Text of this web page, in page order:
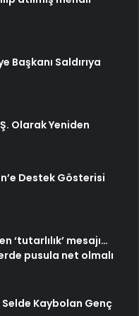
Başkanı Saldırıya
Olarak Yeniden
Destek Gösterisi
‘tutarlılık’ mesajı…
pusula net olmalı
Kaybolan Genç